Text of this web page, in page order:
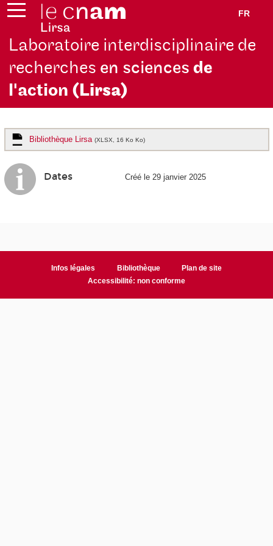
FR
Laboratoire interdisciplinaire de
recherches en sciencesde
l'action (Lirsa)
Bibliothèque Lirsa (XLSX, 16 Ko Ko)
Dates Créé le 29 janvier 2025
Infos légales Bibliothèque
Plan de site
Accessibilité: non conforme